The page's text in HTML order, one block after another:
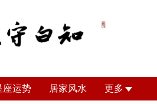
座运势 居家风水 更多